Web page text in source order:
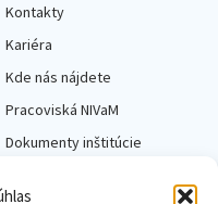
Kontakty
Kariéra
Kde nás nájdete
Pracoviská NIVaM
Dokumenty inštitúcie